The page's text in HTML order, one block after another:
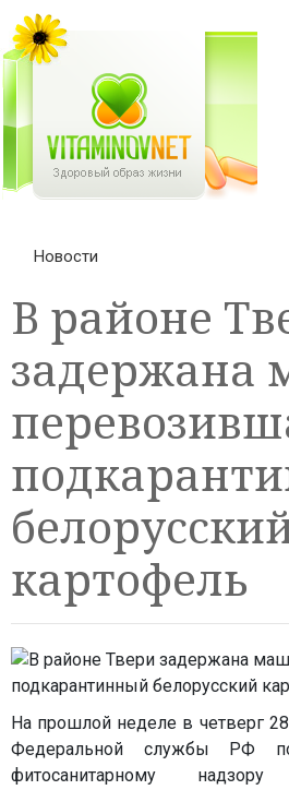
Новости
В районе
задержана
картофель
На прошлой неделе в четверг
Федеральной службы РФ
фитосанитарному надзору